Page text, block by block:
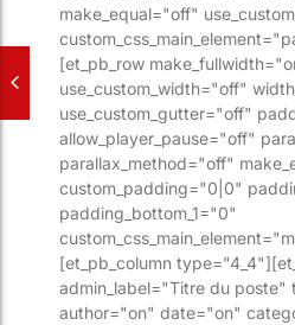
make_equal="off"
[et_pb_row
use_custom_width="off"
use_custom_gutter="off"
allow_player_pause="off"
parallax_method="off"
custom_padding="0|0"
padding_bottom_1="0"
[et_pb_column
admin_label="Titre du
author="on" date="on"